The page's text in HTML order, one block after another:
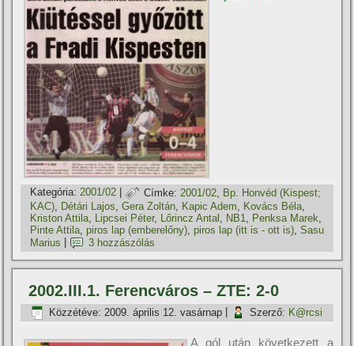
Kategória: 2001/02 | Címke: 2001/02
Bp. Honvéd (Kispest;
KAC), Détári Lajos,Gera Zoltán, Kapic Adem, Kovács Béla,
Kriston Attila, Lipcsei Péter, Lőrincz Antal , NB1, Penksa Marek,
Pinte Attila,piros lap (emberelőny),piros lap (itt is - ott is),Sasu
Marius
3 hozzászólás
2002.III.1. Ferencváros – ZTE: 2-0
Közzétéve: 2009. április 12. vasárnap Szerző: K@rcsi
A gól után következett a